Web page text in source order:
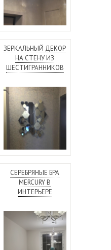
ЗЕРКАЛЬНЫЙ ДЕКОР
НА СТЕНУ ИЗ
ШЕСТИГРАННИКОВ
СЕРЕБРЯНЫЕ БРА
MERCURY В
ИНТЕРЬЕРЕ